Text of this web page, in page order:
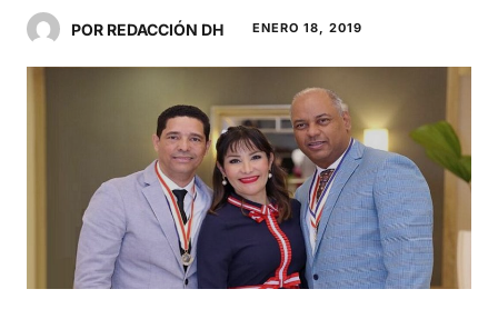
POR REDACCIÓN DH ENERO 18, 2019